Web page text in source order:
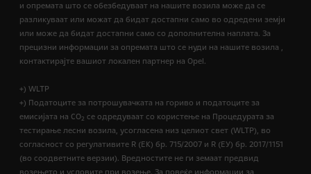
и опремата што се обезбедуваат на нашите возила може да се
разликуваат или можат да бидат достапни само во одредени земји
или може да бидат достапни само со дополнителна наплата. За
прецизни информации за опремата што се нуди на нашите возила ,
контактирајте вашиот локален партнер на Opel.
+) WLTP
+) Податоците за потрошувачката на гориво и податоците за
емисијата на CO2 се одредуваат со користење на Процедурата за
тестирање лесни возила, усогласена низ целиот свет (WLTP), во
согласност со регулативите R (EК) бр. 715/2007 и R (ЕУ) бр. 2017/1151
(во соодветните верзии). Вредностите не ги земаат предвид